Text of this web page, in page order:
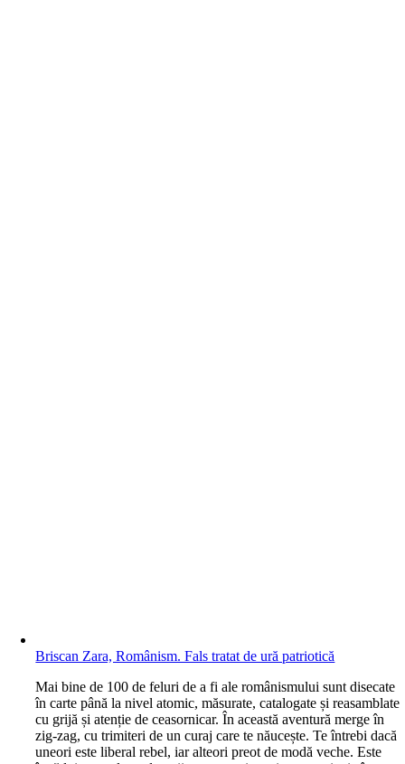
Briscan Zara, Românism. Fals tratat de ură patriotică
Mai bine de 100 de feluri de a fi ale românismului sunt disecate
în carte până la nivel atomic, măsurate, catalogate și reasamblate
cu grijă și atenție de ceasornicar. În această aventură merge în
zig-zag, cu trimiteri de un curaj care te năucește. Te întrebi dacă
uneori este liberal rebel, iar alteori preot de modă veche. Este